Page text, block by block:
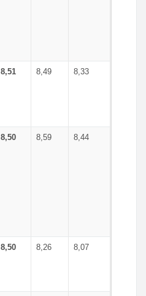
8,51 8,49 8,33
8,50 8,59 8,44
8,50 8,26 8,07